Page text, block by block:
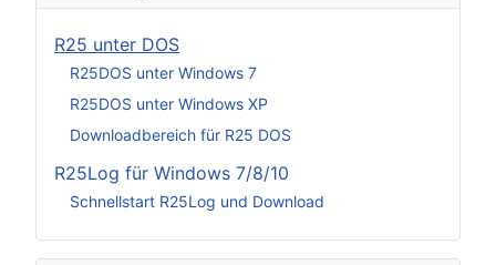
R25 unter DOS
R25DOS unter Windows 7
R25DOS unter Windows XP
Downloadbereich für R25 DOS
R25Log für Windows 7/8/10
Schnellstart R25Log und Download